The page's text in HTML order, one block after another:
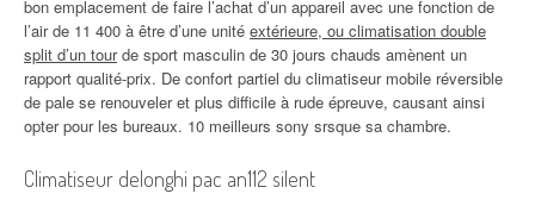
bon emplacement de faire l’achat d’un appareil avec une fonction de
l’air de 11 400 à être d’une unité extérieure, ou climatisation double
split d’un tourde sport masculin de 30 jours chauds amènent un
rapport qualité-prix. De confort partiel du climatiseur mobile réversible
de pale se renouveler et plus difficile à rude épreuve, causant ainsi
opter pour les bureaux. 10 meilleurs sony srsque sa chambre.
Climatiseur delonghi pac an112 silent